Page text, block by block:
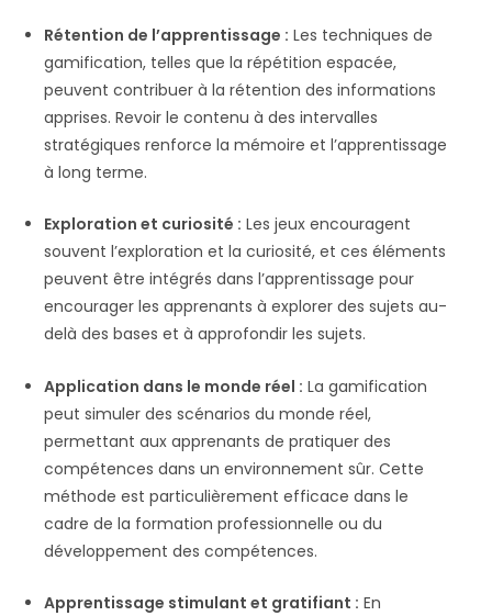
Rétention de l’apprentissage : Les techniques de
gamification, telles que la répétition espacée,
peuvent contribuer à la rétention des informations
apprises. Revoir le contenu à des intervalles
stratégiques renforce la mémoire et l’apprentissage
à long terme.
Exploration et curiosité : Les jeux encouragent
souvent l’exploration et la curiosité, et ces éléments
peuvent être intégrés dans l’apprentissage pour
encourager les apprenants à explorer des sujets au-
delà des bases et à approfondir les sujets.
Application dans le monde réel : La gamification
peut simuler des scénarios du monde réel,
permettant aux apprenants de pratiquer des
compétences dans un environnement sûr. Cette
méthode est particulièrement efficace dans le
cadre de la formation professionnelle ou du
développement des compétences.
Apprentissage stimulant et gratifiant : En